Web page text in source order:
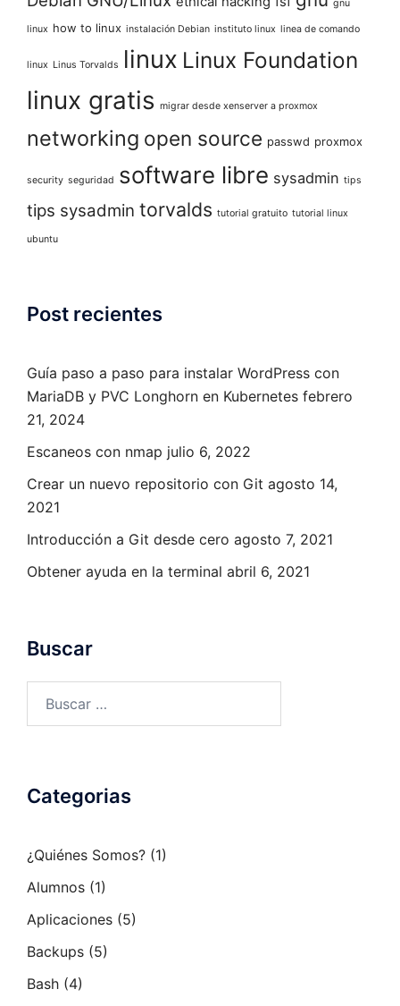
gnu
linux how to linux instalación Debian instituto linux linea de comando
linux Linus Torvalds linux Linux Foundation
linux gratis migrar desde xenserver a proxmox
networking open source passwd proxmox
security seguridad software libre sysadmin tips
tips sysadmin torvalds tutorial gratuito tutorial linux
ubuntu
Post recientes
Guía paso a paso para instalar WordPress con
MariaDB y PVC Longhorn en Kubernetes febrero
21, 2024
Escaneos con nmap julio 6, 2022
Crear un nuevo repositorio con Git agosto 14,
2021
Introducción a Git desde cero agosto 7, 2021
Obtener ayuda en la terminal abril 6, 2021
Buscar
Categorias
¿Quiénes Somos? (1)
Alumnos (1)
Aplicaciones (5)
Backups (5)
Bash (4)